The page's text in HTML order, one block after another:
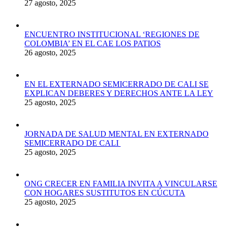
27 agosto, 2025
ENCUENTRO INSTITUCIONAL ‘REGIONES DE
COLOMBIA’ EN EL CAE LOS PATIOS
26 agosto, 2025
EN EL EXTERNADO SEMICERRADO DE CALI SE
EXPLICAN DEBERES Y DERECHOS ANTE LA LEY
25 agosto, 2025
JORNADA DE SALUD MENTAL EN EXTERNADO
SEMICERRADO DE CALI
25 agosto, 2025
ONG CRECER EN FAMILIA INVITA A VINCULARSE
CON HOGARES SUSTITUTOS EN CÚCUTA
25 agosto, 2025